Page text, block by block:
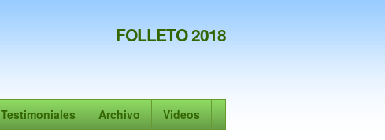
FOLLETO 2018
Testimoniales Archivo Videos